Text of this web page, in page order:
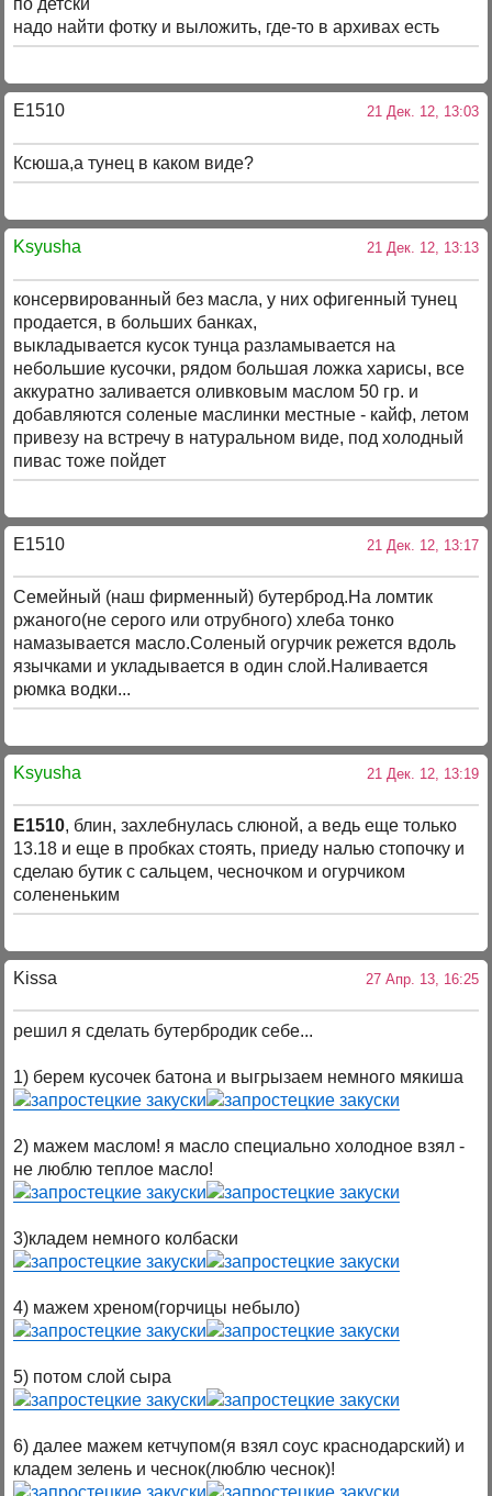
по детски
надо найти фотку и выложить, где-то в архивах есть
E1510 21 Дек. 12, 13:03
Ксюша,а тунец в каком виде?
Ksyusha 21 Дек. 12, 13:13
консервированный без масла, у них офигенный тунец
продается, в больших банках,
выкладывается кусок тунца разламывается на
небольшие кусочки, рядом большая ложка харисы, все
аккуратно заливается оливковым маслом 50 гр. и
добавляются соленые маслинки местные - кайф, летом
привезу на встречу в натуральном виде, под холодный
пивас тоже пойдет
E1510 21 Дек. 12, 13:17
Семейный (наш фирменный) бутерброд.На ломтик
ржаного(не серого или отрубного) хлеба тонко
намазывается масло.Соленый огурчик режется вдоль
язычками и укладывается в один слой.Наливается
рюмка водки...
Ksyusha 21 Дек. 12, 13:19
E1510, блин, захлебнулась слюной, а ведь еще только
13.18 и еще в пробках стоять, приеду налью стопочку и
сделаю бутик с сальцем, чесночком и огурчиком
солененьким
Kissa 27 Апр. 13, 16:25
решил я сделать бутербродик себе...
1) берем кусочек батона и выгрызаем немного мякиша
2) мажем маслом! я масло специально холодное взял -
не люблю теплое масло!
3)кладем немного колбаски
4) мажем хреном(горчицы небыло)
5) потом слой сыра
6) далее мажем кетчупом(я взял соус краснодарский) и
кладем зелень и чеснок(люблю чеснок)!